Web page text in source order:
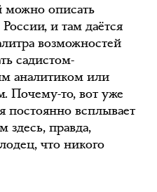
можно описать
и там даётся
возможностей
садистом-
аналитиком или
Почему-то, вот уже
постоянно всплывает
здесь, правда,
что никого